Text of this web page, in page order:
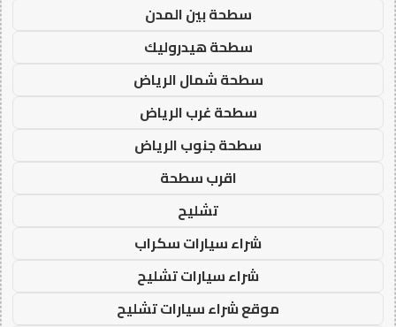
سطحة بين المدن
سطحة هيدروليك
سطحة شمال الرياض
سطحة غرب الرياض
سطحة جنوب الرياض
اقرب سطحة
تشليح
شراء سيارات سكراب
شراء سيارات تشليح
موقع شراء سيارات تشليح